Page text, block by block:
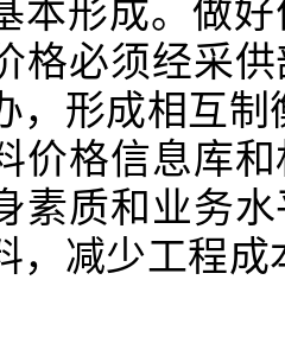
本形成。做
格必须经采
，形成相互
价格信息库
素质和业务
，减少工程